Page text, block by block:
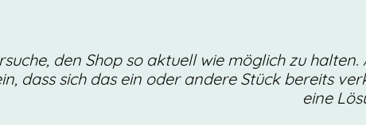
den Shop so aktuell wie möglich zu
dass sich das ein oder andere Stück bereits
eine